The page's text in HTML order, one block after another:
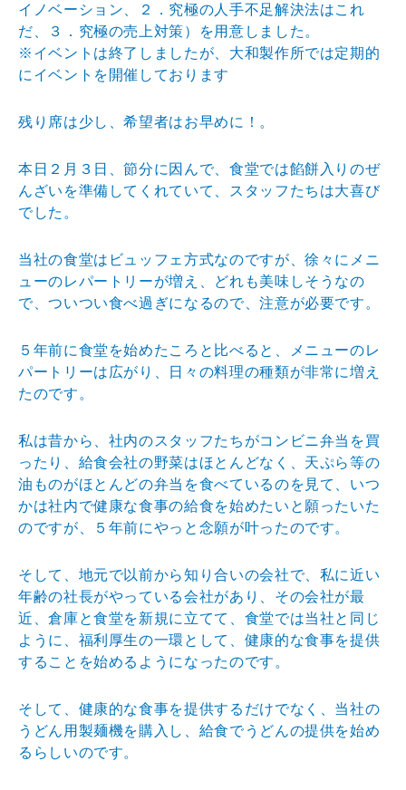
イノベーション、２．究極の人手不足解決法はこれ
だ、３．究極の売上対策）を用意しました。
※イベントは終了しましたが、大和製作所では定期的
に イベントを開催しております
残り席は少し、希望者はお早めに！。
本日２月３日、節分に因んで、食堂では餡餅入りのぜ
んざいを準備してくれていて、スタッフたちは大喜び
でした。
当社の食堂はビュッフェ方式なのですが、徐々にメニ
ューのレパートリーが増え、どれも美味しそうなの
で、ついつい食べ過ぎになるので、注意が必要です。
５年前に食堂を始めたころと比べると、メニューのレ
パートリーは広がり、日々の料理の種類が非常に増え
たのです。
私は昔から、社内のスタッフたちがコンビニ弁当を買
ったり、給食会社の野菜はほとんどなく、天ぷら等の
油ものがほとんどの弁当を食べているのを見て、いつ
かは社内で健康な食事の給食を始めたいと願ったいた
のですが、５年前にやっと念願が叶ったのです。
そして、地元で以前から知り合いの会社で、私に近い
年齢の社長がやっている会社があり、その会社が最
近、倉庫と食堂を新規に立てて、食堂では当社と同じ
ように、福利厚生の一環として、健康的な食事を提供
することを始めるようになったのです。
そして、健康的な食事を提供するだけでなく、当社の
うどん用製麺機を購入し、給食でうどんの提供を始め
るらしいのです。